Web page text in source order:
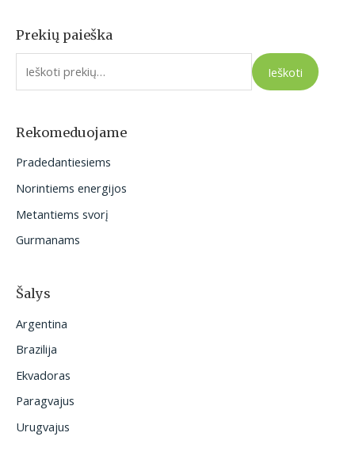
Prekių paieška
I
e
o
:
Ieškoti
Rekomeduojame
Pradedantiesiems
Norintiems energijos
Metantiems svorį
Gurmanams
Šalys
Argentina
Brazilija
Ekvadoras
Paragvajus
Urugvajus